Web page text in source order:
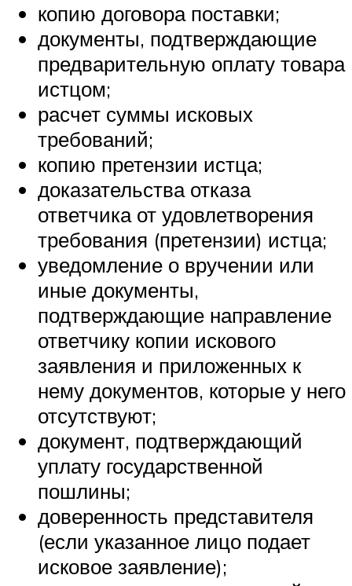
копию договора поставки;
документы, подтверждающие
предварительную оплату товара
истцом;
расчет суммы исковых
требований;
копию претензии истца;
доказательства отказа
ответчика от удовлетворения
требования (претензии) истца;
уведомление о вручении или
иные документы,
подтверждающие направление
ответчику копии искового
заявления и приложенных к
нему документов, которые у него
отсутствуют;
документ, подтверждающий
уплату государственной
пошлины;
доверенность представителя
(если указанное лицо подает
исковое заявление);